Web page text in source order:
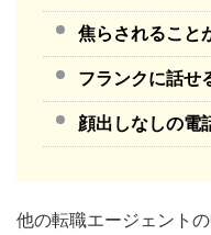
焦らされること
フランクに話せ
顔出しなしの電
他の転職エージェント